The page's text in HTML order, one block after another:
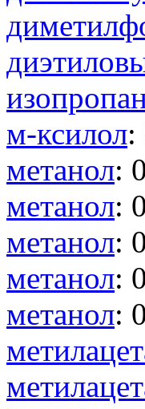
м-ксилол:
метанол:
метанол:
метанол:
метанол:
метанол: